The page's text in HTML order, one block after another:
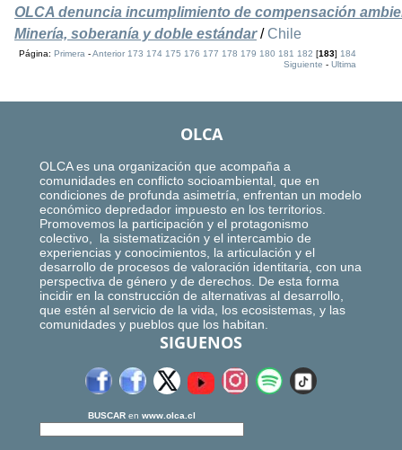
OLCA denuncia incumplimiento de compensación
Minería, soberanía y doble estándar/ Chile
Página:Primera -Anterior 173 174 175 176 177 178 179 180 181 182 [183]184
Siguiente -Ultima
OLCA
OLCA es una organización que acompaña a
comunidades en conflicto socioambiental, que en
condiciones de profunda asimetría, enfrentan un modelo
económico depredador impuesto en los territorios.
Promovemos la participación y el protagonismo
colectivo, la sistematización y el intercambio de
experiencias y conocimientos, la articulación y el
desarrollo de procesos de valoración identitaria, con una
perspectiva de género y de derechos. De esta forma
incidir en la construcción de alternativas al desarrollo,
que estén al servicio de la vida, los ecosistemas, y las
comunidades y pueblos que los habitan.
SIGUENOS
BUSCAR en www.olca.cl